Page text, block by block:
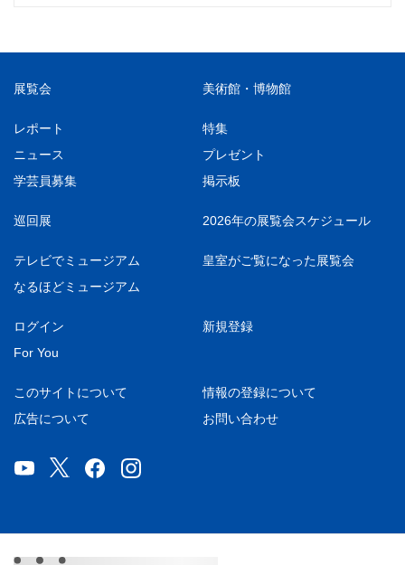
展覧会 美術館・博物館
レポート
特集
ニュース
プレゼント
学芸員募集
掲示板
巡回展 2026年の展覧会スケジュール
テレビでミュージアム
皇室がご覧になった展覧会
なるほどミュージアム
ログイン
新規登録
For You
このサイトについて
情報の登録について
広告について
お問い合わせ